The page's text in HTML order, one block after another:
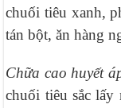
chuối tiêu xanh,
tán bột, ăn hàng
Chữa cao huyết
chuối tiêu sắc lấy